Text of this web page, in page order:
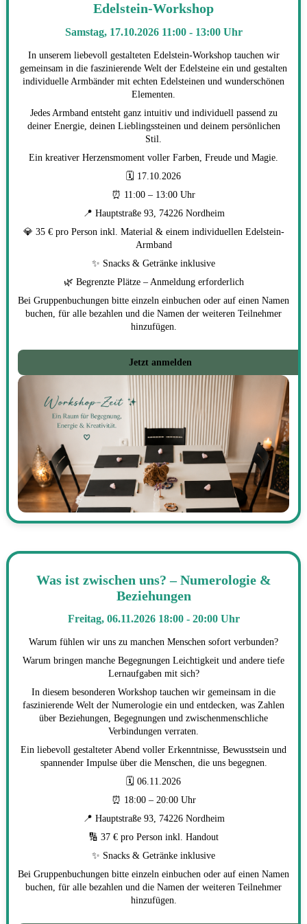
Edelstein-Workshop
Samstag, 17.10.2026 11:00 - 13:00 Uhr
In unserem liebevoll gestalteten Edelstein-Workshop tauchen wir
gemeinsam in die faszinierende Welt der Edelsteine ein und gestalten
individuelle Armbänder mit echten Edelsteinen und wunderschönen
Elementen.
Jedes Armband entsteht ganz intuitiv und individuell passend zu
deiner Energie, deinen Lieblingssteinen und deinem persönlichen
Stil.
Ein kreativer Herzensmoment voller Farben, Freude und Magie.
🗓 17.10.2026
⏰ 11:00 – 13:00 Uhr
📍 Hauptstraße 93, 74226 Nordheim
💎 35 € pro Person inkl. Material & einem individuellen Edelstein-
Armband
✨ Snacks & Getränke inklusive
🌿 Begrenzte Plätze – Anmeldung erforderlich
Bei Gruppenbuchungen bitte einzeln einbuchen oder auf einen Namen
buchen, für alle bezahlen und die Namen der weiteren Teilnehmer
hinzufügen.
Jetzt anmelden
Was ist zwischen uns? – Numerologie &
Beziehungen
Freitag, 06.11.2026 18:00 - 20:00 Uhr
Warum fühlen wir uns zu manchen Menschen sofort verbunden?
Warum bringen manche Begegnungen Leichtigkeit und andere tiefe
Lernaufgaben mit sich?
In diesem besonderen Workshop tauchen wir gemeinsam in die
faszinierende Welt der Numerologie ein und entdecken, was Zahlen
über Beziehungen, Begegnungen und zwischenmenschliche
Verbindungen verraten.
Ein liebevoll gestalteter Abend voller Erkenntnisse, Bewusstsein und
spannender Impulse über die Menschen, die uns begegnen.
🗓 06.11.2026
⏰ 18:00 – 20:00 Uhr
📍 Hauptstraße 93, 74226 Nordheim
🔢 37 € pro Person inkl. Handout
✨ Snacks & Getränke inklusive
Bei Gruppenbuchungen bitte einzeln einbuchen oder auf einen Namen
buchen, für alle bezahlen und die Namen der weiteren Teilnehmer
hinzufügen.